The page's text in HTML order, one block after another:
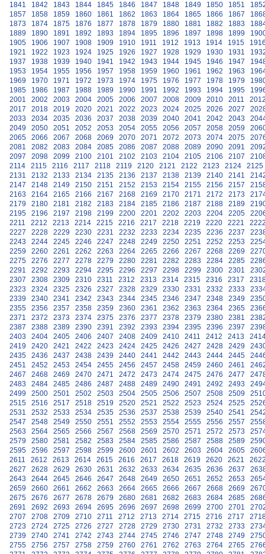
1841
1842 1843 1844 1845 1846 1847 1848 1849 1850 1851
1857
1858 1859 1860 1861 1862 1863 1864 1865 1866 1867
1873
1874 1875 1876 1877 1878 1879 1880 1881 1882 1883
1889
1890 1891 1892 1893 1894 1895 1896 1897 1898 1899
1905
1906 1907 1908 1909 1910 1911 1912 1913 1914 1915
1921
1922 1923 1924 1925 1926 1927 1928 1929 1930 1931
1937
1938 1939 1940 1941 1942 1943 1944 1945 1946 1947
1953
1954 1955 1956 1957 1958 1959 1960 1961 1962 1963
1969
1970 1971 1972 1973 1974 1975 1976 1977 1978 1979
1985
1986 1987 1988 1989 1990 1991 1992 1993 1994 1995
2001
2002 2003 2004 2005 2006 2007 2008 2009 2010 2011
2017
2018 2019 2020 2021 2022 2023 2024 2025 2026 2027
2033
2034 2035 2036 2037 2038 2039 2040 2041 2042 2043
2049
2050 2051 2052 2053 2054 2055 2056 2057 2058 2059
2065
2066 2067 2068 2069 2070 2071 2072 2073 2074 2075
2081
2082 2083 2084 2085 2086 2087 2088 2089 2090 2091
2097
2098 2099 2100 2101 2102 2103 2104 2105 2106 2107
2114
2115 2116 2117 2118 2119 2120 2121 2122 2123 2124
2125
2131
2132 2133 2134 2135 2136 2137 2138 2139 2140 2141
2147
2148 2149 2150 2151 2152 2153 2154 2155 2156 2157
2163
2164 2165 2166 2167 2168 2169 2170 2171 2172 2173
2179
2180 2181 2182 2183 2184 2185 2186 2187 2188 2189
2195
2196 2197 2198 2199 2200 2201 2202 2203 2204 2205
2211
2212 2213 2214 2215 2216 2217 2218 2219 2220 2221
2227
2228 2229 2230 2231 2232 2233 2234 2235 2236 2237
2243
2244 2245 2246 2247 2248 2249 2250 2251 2252 2253
2259
2260 2261 2262 2263 2264 2265 2266 2267 2268 2269
2275
2276 2277 2278 2279 2280 2281 2282 2283 2284 2285
2291
2292 2293 2294 2295 2296 2297 2298 2299 2300 2301
2307
2308 2309 2310 2311 2312 2313 2314 2315 2316 2317
2323
2324 2325 2326 2327 2328 2329 2330 2331 2332 2333
2339
2340 2341 2342 2343 2344 2345 2346 2347 2348 2349
2355
2356 2357 2358 2359 2360 2361 2362 2363 2364 2365
2371
2372 2373 2374 2375 2376 2377 2378 2379 2380 2381
2387
2388 2389 2390 2391 2392 2393 2394 2395 2396 2397
2403
2404 2405 2406 2407 2408 2409 2410 2411 2412 2413
2419
2420 2421 2422 2423 2424 2425 2426 2427 2428 2429
2435
2436 2437 2438 2439 2440 2441 2442 2443 2444 2445
2451
2452 2453 2454 2455 2456 2457 2458 2459 2460 2461
2467
2468 2469 2470 2471 2472 2473 2474 2475 2476 2477
2483
2484 2485 2486 2487 2488 2489 2490 2491 2492 2493
2499
2500 2501 2502 2503 2504 2505 2506 2507 2508 2509
2515
2516 2517 2518 2519 2520 2521 2522 2523 2524 2525
2531
2532 2533 2534 2535 2536 2537 2538 2539 2540 2541
2547
2548 2549 2550 2551 2552 2553 2554 2555 2556 2557
2563
2564 2565 2566 2567 2568 2569 2570 2571 2572 2573
2579
2580 2581 2582 2583 2584 2585 2586 2587 2588 2589
2595
2596 2597 2598 2599 2600 2601 2602 2603 2604 2605
2611
2612 2613 2614 2615 2616 2617 2618 2619 2620 2621
2627
2628 2629 2630 2631 2632 2633 2634 2635 2636 2637
2643
2644 2645 2646 2647 2648 2649 2650 2651 2652 2653
2659
2660 2661 2662 2663 2664 2665 2666 2667 2668 2669
2675
2676 2677 2678 2679 2680 2681 2682 2683 2684 2685
2691
2692 2693 2694 2695 2696 2697 2698 2699 2700 2701
2707
2708 2709 2710 2711 2712 2713 2714 2715 2716 2717
2723
2724 2725 2726 2727 2728 2729 2730 2731 2732 2733
2739
2740 2741 2742 2743 2744 2745 2746 2747 2748 2749
2755
2756 2757 2758 2759 2760 2761 2762 2763 2764 2765